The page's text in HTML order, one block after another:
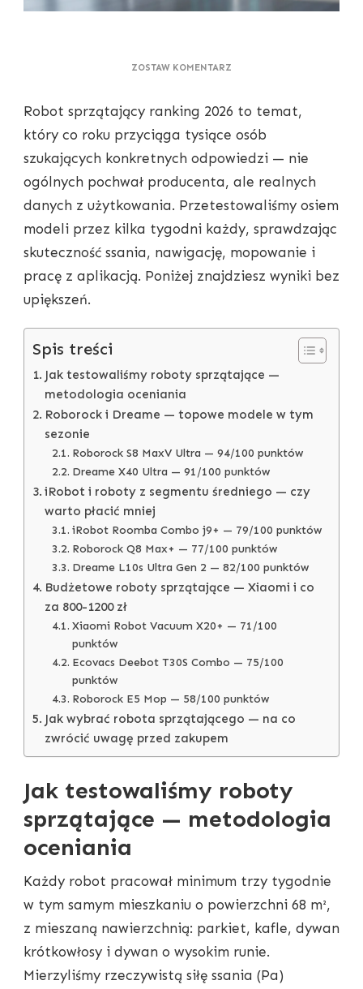
ZOSTAW KOMENTARZ
SPRZĄTAJĄCYCH
TEST
PORÓWNANIE
Robot sprzątający ranking 2026 to temat,
który co roku przyciąga tysiące osób
szukających konkretnych odpowiedzi — nie
ogólnych pochwał producenta, ale realnych
danych z użytkowania. Przetestowaliśmy osiem
modeli przez kilka tygodni każdy, sprawdzając
skuteczność ssania, nawigację, mopowanie i
pracę z aplikacją. Poniżej znajdziesz wyniki bez
upiększeń.
Spis treści
Jak testowaliśmy roboty sprzątające —
metodologia oceniania
Roborock i Dreame — topowe modele w tym
sezonie
Roborock S8 MaxV Ultra — 94/100 punktów
Dreame X40 Ultra — 91/100 punktów
iRobot i roboty z segmentu średniego — czy
warto płacić mniej
iRobot Roomba Combo j9+ — 79/100 punktów
Roborock Q8 Max+ — 77/100 punktów
Dreame L10s Ultra Gen 2 — 82/100 punktów
Budżetowe roboty sprzątające — Xiaomi i co
za 800-1200 zł
Xiaomi Robot Vacuum X20+ — 71/100
punktów
Ecovacs Deebot T30S Combo — 75/100
punktów
Roborock E5 Mop — 58/100 punktów
Jak wybrać robota sprzątającego — na co
zwrócić uwagę przed zakupem
Jak testowaliśmy roboty
sprzątające — metodologia
oceniania
Każdy robot pracował minimum trzy tygodnie
w tym samym mieszkaniu o powierzchni 68 m²,
z mieszaną nawierzchnią: parkiet, kafle, dywan
krótkowłosy i dywan o wysokim runie.
Mierzyliśmy rzeczywistą siłę ssania (Pa)